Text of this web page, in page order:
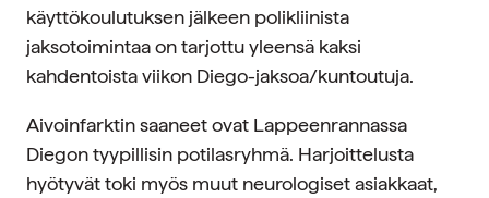
käyttökoulutuksen jälkeen polikliinista
jaksotoimintaa on tarjottu yleensä kaksi
kahdentoista viikon Diego-jaksoa/kuntoutuja.
Aivoinfarktin saaneet ovat Lappeenrannassa
Diegon tyypillisin potilasryhmä. Harjoittelusta
hyötyvät toki myös muut neurologiset asiakkaat,